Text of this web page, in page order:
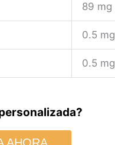
89 mg
0.5 mg
0.5 mg